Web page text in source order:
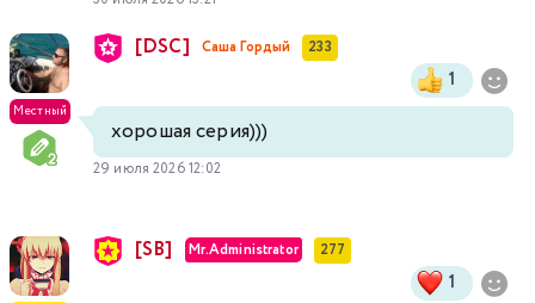
Местный
[DSC] Саша Гордый 233
1
хорошая серия)))
29 июля 2026 12:02
[SB] Mr.Administrator 277
1